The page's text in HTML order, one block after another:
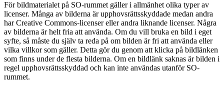
För bildmaterialet på SO-rummet gäller i allmänhet olika typer av
licenser. Många av bilderna är upphovsrättsskyddade medan andra
har Creative Commons-licenser eller andra liknande licenser. Några
av bilderna är helt fria att använda. Om du vill bruka en bild i eget
syfte, så måste du själv ta reda på om bilden är fri att använda eller
vilka villkor som gäller. Detta gör du genom att klicka på bildlänken
som finns under de flesta bilderna. Om en bildlänk saknas är bilden i
regel upphovsrättsskyddad och kan inte användas utanför SO-
rummet.